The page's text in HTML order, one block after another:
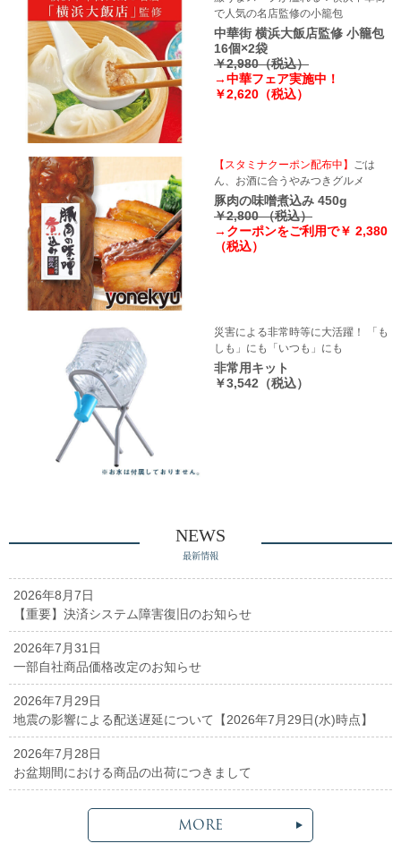
で人気の名店監修の小籠包
中華街 横浜大飯店監修 小籠包
16個×2袋
￥2,980（税込）
→中華フェア実施中！
￥2,620（税込）
【スタミナクーポン配布中】
ごは
ん、お酒に合うやみつきグルメ
豚肉の味噌煮込み 450g
￥2,800 （税込）
→クーポンをご利用で￥ 2,380
（税込）
災害による非常時等に大活躍！ 「も
しも」にも「いつも」にも
非常用キット
￥3,542（税込）
NEWS
最新情報
2026年8月7日
【重要】決済システム障害復旧のお知らせ
2026年7月31日
一部自社商品価格改定のお知らせ
2026年7月29日
地震の影響による配送遅延について【2026年7月29日(水)時点】
2026年7月28日
お盆期間における商品の出荷につきまして
MORE